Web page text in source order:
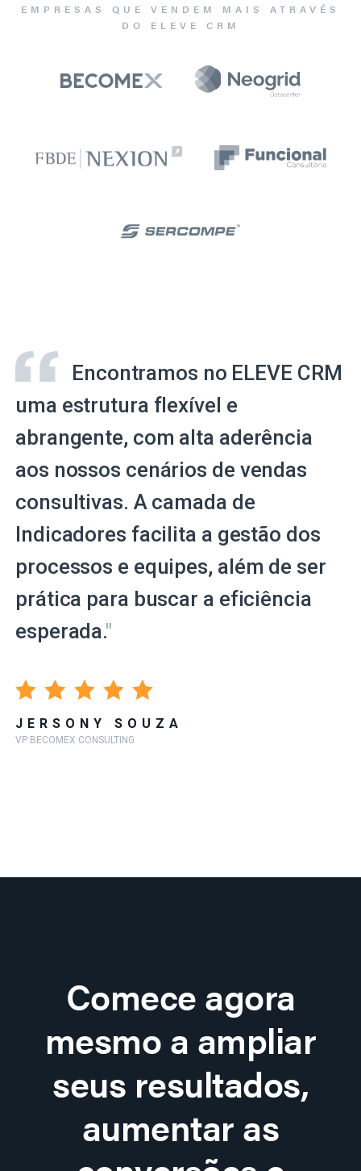
EMPRESAS QUE VENDEM MAIS ATRAVÉS
DO ELEVE CRM
Encontramos no ELEVE CRM
uma estrutura flexível e
abrangente, com alta aderência
aos nossos cenários de vendas
consultivas. A camada de
Indicadores facilita a gestão dos
processos e equipes, além de ser
prática para buscar a eficiência
esperada."
JERSONY SOUZA
VP BECOMEX CONSULTING
Comece agora
mesmo a ampliar
seus resultados,
aumentar as